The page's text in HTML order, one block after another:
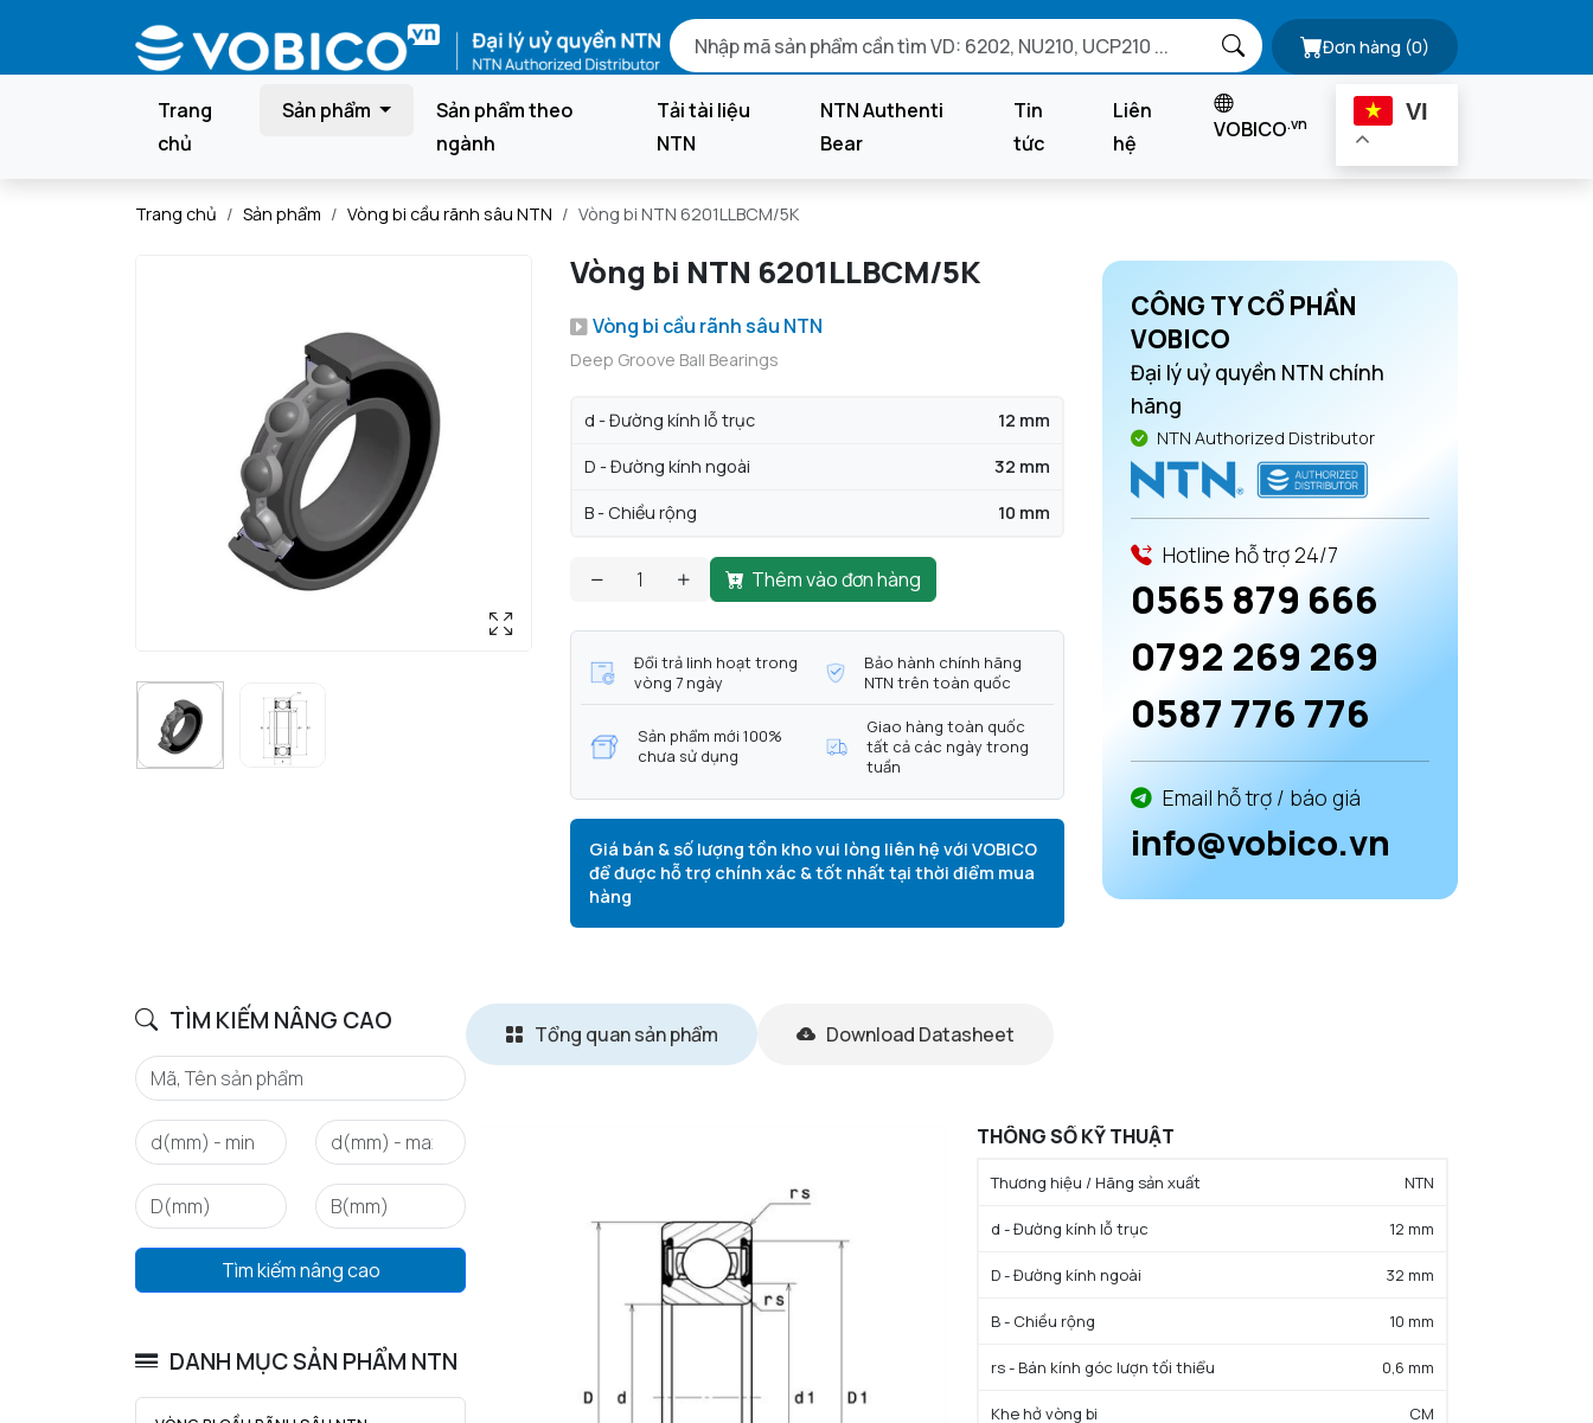
Đơn hàng (0)
Trang
chủ
Sản phẩm
Sản phẩm theo
ngành
Tải tài liệu
NTN
NTN Authenti
Bear
Tin
tức
Liên
hệ
VOBICO.vn VI
Trang chủ Sản phẩm Vòng bi cầu rãnh sâu NTN Vòng bi NTN 6201LLBCM/5K
Vòng bi NTN 6201LLBCM/5K
Vòng bi cầu rãnh sâu NTN
Deep Groove Ball Bearings
d - Đường kính lỗ trục 12 mm
D - Đường kính ngoài 32 mm
B - Chiều rộng 10 mm
Thêm vào đơn hàng
Đổi trả linh hoạt trong
vòng 7 ngày
Bảo hành chính hãng
NTN trên toàn quốc
Sản phẩm mới 100%
chưa sử dụng
Giao hàng toàn quốc
tất cả các ngày trong
tuần
Giá bán & số lượng tồn kho vui lòng liên hệ với VOBICO
để được hỗ trợ chính xác & tốt nhất tại thời điểm mua
hàng
CÔNG TY CỔ PHẦN
VOBICO
Đại lý uỷ quyền NTN chính
hãng
NTN Authorized Distributor
Hotline hỗ trợ 24/7
0565 879 666
0792 269 269
0587 776 776
Email hỗ trợ / báo giá
info@vobico.vn
TÌM KIẾM NÂNG CAO
Tìm kiếm nâng cao
DANH MỤC SẢN PHẨM NTN
Tổng quan sản phẩm Download Datasheet
THÔNG SỐ KỸ THUẬT
Thương hiệu / Hãng sản xuất NTN
d - Đường kính lỗ trục 12 mm
D - Đường kính ngoài 32 mm
B - Chiều rộng 10 mm
rs - Bán kính góc lượn tối thiểu 0,6 mm
Khe hở vòng bi CM